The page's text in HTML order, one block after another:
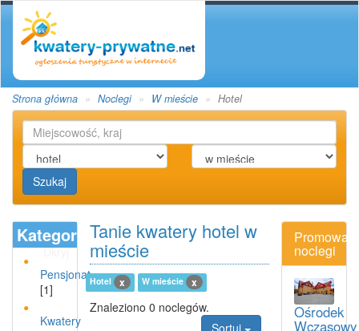
Strona główna Noclegi W mieście Hotel
Szukaj
Kategoria
Ukryj
Pensjonat
[1]
Kwatery
Tanie kwatery hotel w
mieście
Hotel x W mieście x
Znaleziono 0 noclegów.
noclegi
Ośrodek
Wczasowy